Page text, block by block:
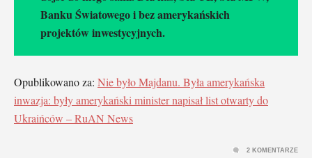
Banku Światowego i bez amerykańskich
projektów inwestycyjnych.
Opublikowano za: Nie było Majdanu. Była amerykańska
inwazja: były amerykański minister napisał list otwarty do
Ukraińców – RuAN News
2 KOMENTARZE